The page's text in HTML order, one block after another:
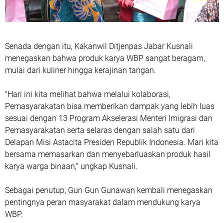
Senada dengan itu, Kakanwil Ditjenpas Jabar Kusnali
menegaskan bahwa produk karya WBP sangat beragam,
mulai dari kuliner hingga kerajinan tangan.
"Hari ini kita melihat bahwa melalui kolaborasi,
Pemasyarakatan bisa memberikan dampak yang lebih luas
sesuai dengan 13 Program Akselerasi Menteri Imigrasi dan
Pemasyarakatan serta selaras dengan salah satu dari
Delapan Misi Astacita Presiden Republik Indonesia. Mari kita
bersama memasarkan dan menyebarluaskan produk hasil
karya warga binaan," ungkap Kusnali.
Sebagai penutup, Gun Gun Gunawan kembali menegaskan
pentingnya peran masyarakat dalam mendukung karya
WBP.